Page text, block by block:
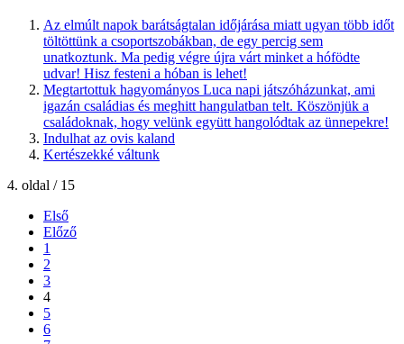
Az elmúlt napok barátságtalan időjárása miatt ugyan több időt
töltöttünk a csoportszobákban, de egy percig sem
unatkoztunk. Ma pedig végre újra várt minket a hófödte
udvar! Hisz festeni a hóban is lehet!
Megtartottuk hagyományos Luca napi játszóházunkat, ami
igazán családias és meghitt hangulatban telt. Köszönjük a
családoknak, hogy velünk együtt hangolódtak az ünnepekre!
Indulhat az ovis kaland
Kertészekké váltunk
4. oldal / 15
Első
Előző
1
2
3
4
5
6